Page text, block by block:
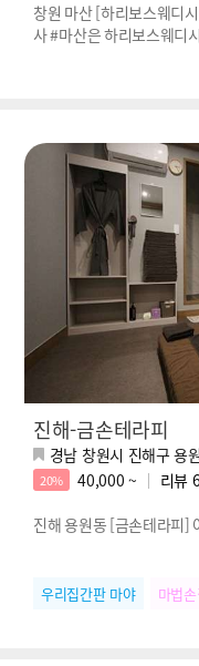
창원 마산 [하리보스웨디
사 #마산은 하리보스웨디
진해-금손테라피
경남 창원시 진해구 용
20% 40,000 ~ 리뷰
진해 용원동 [금손테라피]
우리집간판 마야 마법